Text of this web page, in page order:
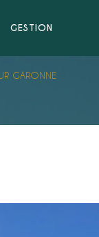
GESTION
GARONNE